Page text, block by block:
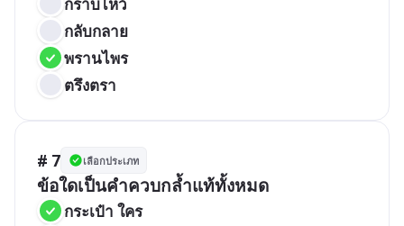
กลับกลาย
พรานไพร
ตรึงตรา
# 7 เลือกประเภท
ข้อใดเป็นคำควบกล้ำแท้ทั้งหมด
กระเป๋า ใคร